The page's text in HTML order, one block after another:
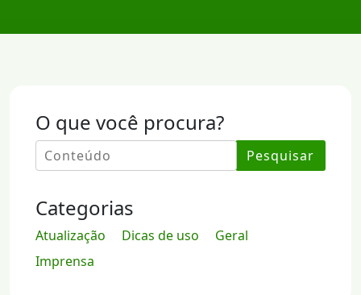
O que você procura?
Pesquisar
Categorias
Atualização Dicas de uso
Geral
Imprensa